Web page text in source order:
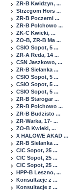
ZR-B Kwidzyn, ...
Strzegom Hors ...
ZR-B Poczerni ...
ZR-B Połchowo ...
ZK-C Kwieki, ...
ZO-B, ZR-B Ma ...
CSIO Sopot, 5 ...
ZR-A Reda, 14 ...
CSN Jaszkowo, ...
ZR-B Sielanka ...
CSIO Sopot, 5 ...
CSIO Sopot, 5 ...
CSIO Sopot, 5 ...
ZR-B Starogar ...
ZR-B Połchowo ...
ZR-B Budzisto ...
ZR-Warka, 17- ...
ZO-B Kwieki, ...
X HALOWE AKAD ...
ZR-B Sielanka ...
CIC Sopot, 25 ...
CIC Sopot, 25 ...
CIC Sopot, 25 ...
HPP-B Leszno, ...
Konsultacje z ...
Konsultacje z ...